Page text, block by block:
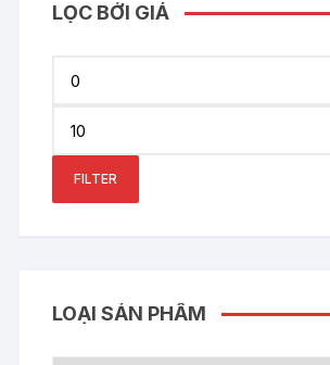
LỌC BỞI GIÁ
FILTER
LOẠI SẢN PHẨM